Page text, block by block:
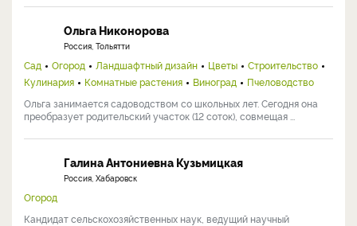
Ольга Никонорова
Россия, Тольятти
Сад Огород Ландшафтный дизайн Цветы
Строительство
Кулинария
Комнатные растения Виноград
Пчеловодство
Ольга занимается садоводством со школьных лет. Сегодня она
преобразует родительский участок (12 соток), совмещая ...
Галина Антониевна Кузьмицкая
Россия, Хабаровск
Огород
Кандидат сельскохозяйственных наук, ведущий научный